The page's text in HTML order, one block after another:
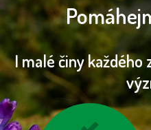
I malé činy každého